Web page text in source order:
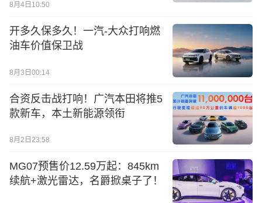
8月4日10:50
开多久保多久！一汽-大众打响燃
油车价值保卫战
8月3日00:14
合资反击战打响！广汽本田将推5
款新车，本土新能源领衔
8月2日23:58
MG07预售价12.59万起：845km
续航+激光雷达，名爵掀桌子了！